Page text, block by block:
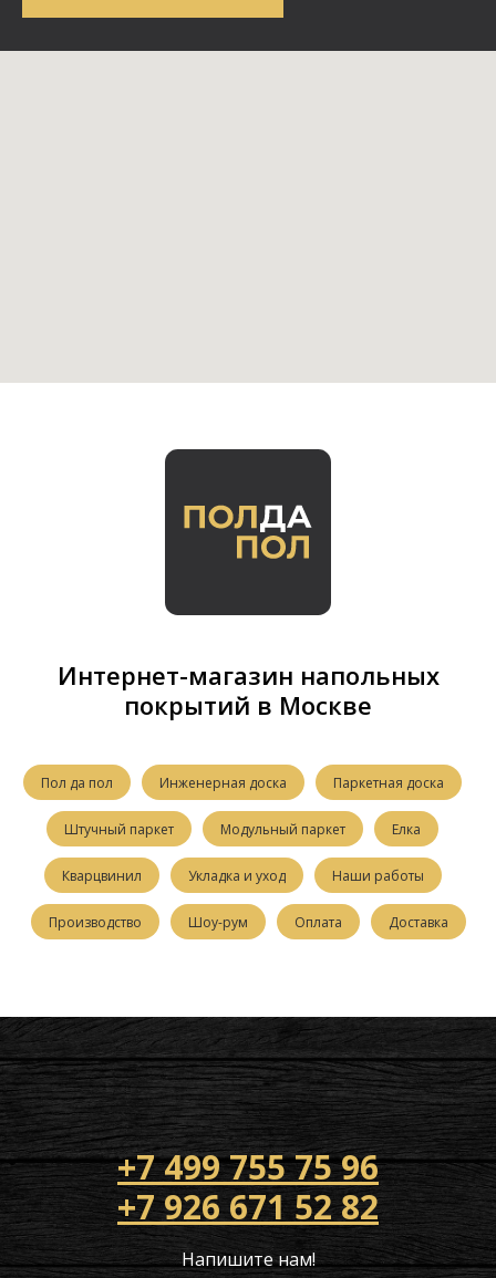
Интернет-магазин напольных
покрытий в Москве
Пол да пол Инженерная доска Паркетная доска
Штучный паркет Модульный паркет Елка
Кварцвинил Укладка и уход Наши работы
Производство Шоу-рум Оплата Доставка
+7 499 755 75 96
+7 926 671 52 82
Напишите нам!